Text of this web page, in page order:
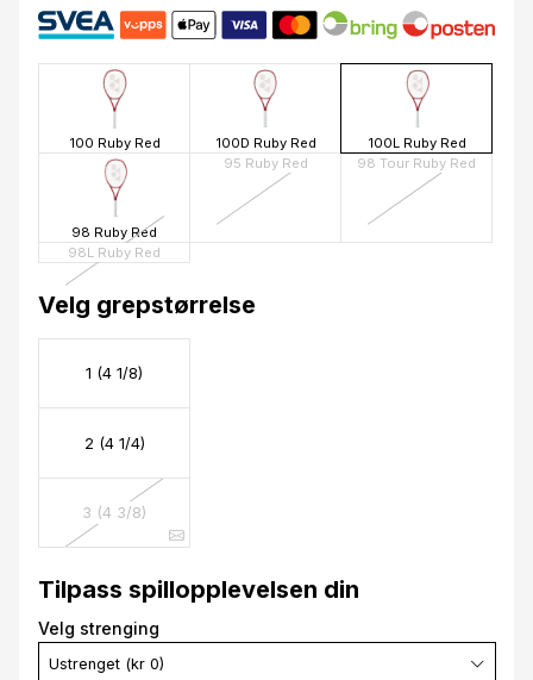
100 Ruby Red 100D Ruby Red 100L Ruby Red
98 Ruby Red
95 Ruby Red 98 Tour Ruby Red
98L Ruby Red
Velg grepstørrelse
1 (4 1/8)
2 (4 1/4)
3 (4 3/8)
Tilpass spillopplevelsen din
Velg strenging
Ustrenget (kr 0)